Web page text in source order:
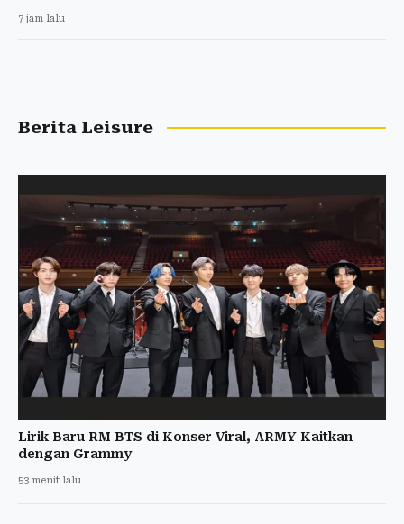
7 jam lalu
Berita Leisure
Lirik Baru RM BTS di Konser Viral, ARMY Kaitkan
dengan Grammy
53 menit lalu